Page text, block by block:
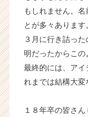
もしれません。
とが多々あります
３月に行き詰っ
明だったからこの
最終的には、ア
れまでは結構大変
１８年卒の皆さ